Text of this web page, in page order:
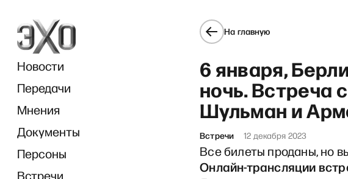
Новости
Передачи
Мнения
Документы
Персоны
Встречи
На главную
6 января,
ночь. Встреча
Шульман и
Встречи 12 декабря 2023
Все билеты проданы, но
Онлайн-трансляции